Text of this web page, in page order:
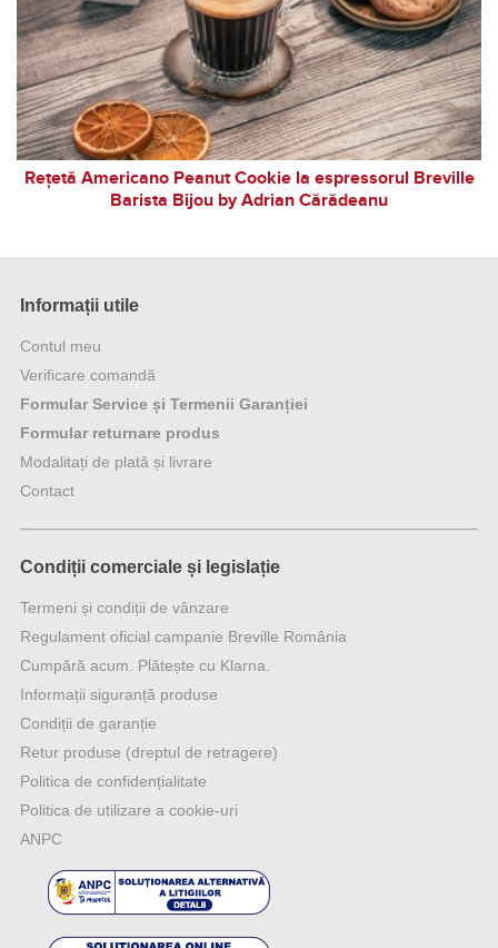
Rețetă Americano Peanut Cookie la espressorul Breville
Barista Bijou by Adrian Cărădeanu
Informații utile
Contul meu
Verificare comandă
Formular Service și Termenii Garanției
Formular returnare produs
Modalitați de plată și livrare
Contact
Condiții comerciale și legislație
Termeni și condiții de vânzare
Regulament oficial campanie Breville România
Cumpără acum. Plătește cu Klarna.
Informații siguranță produse
Condiții de garanție
Retur produse (dreptul de retragere)
Politica de confidențialitate
Politica de utilizare a cookie-uri
ANPC